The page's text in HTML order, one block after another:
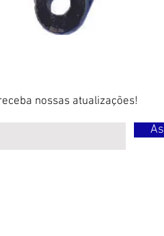
nossas atualizações!